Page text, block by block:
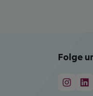
Folge